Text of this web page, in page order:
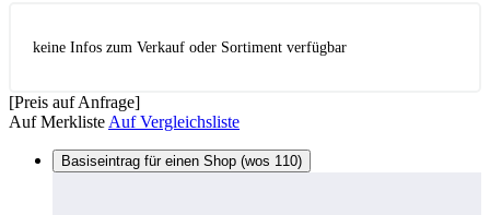
keine Infos zum Verkauf oder Sortiment verfügbar
[Preis auf Anfrage]
Auf Merkliste Auf Vergleichsliste
Basiseintrag für einen Shop (wos 110)